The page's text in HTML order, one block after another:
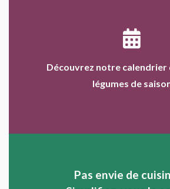
Découvrez notre
légumes de
Pas envie de